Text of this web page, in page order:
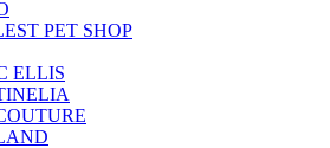
PET SHOP
ELLIS